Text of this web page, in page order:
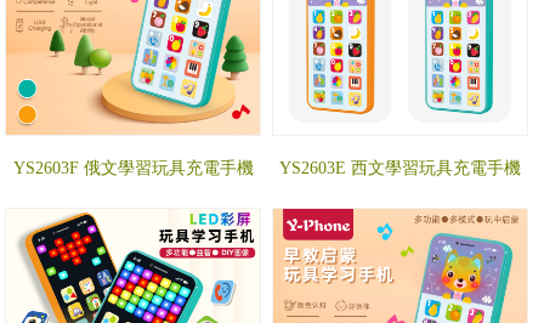
YS2603F 俄文學習玩具充電手機 YS2603E 西文學習玩具充電手機